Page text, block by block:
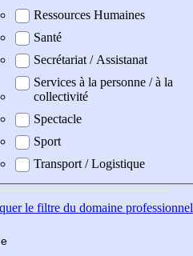
Ressources Humaines
Santé
Secrétariat / Assistanat
Services à la personne / à la
collectivité
Spectacle
Sport
Transport / Logistique
le filtre du domaine professionnel